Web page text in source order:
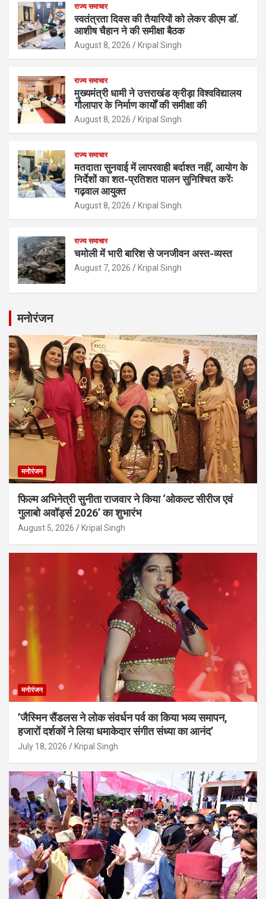
राज्य समाचार
स्वतंत्रता दिवस की तैयारियों को लेकर डीएम डॉ.
आशीष चैहान ने की समीक्षा बैठक
August 8, 2026 Kripal Singh
राज्य समाचार
मुख्यमंत्री धामी ने उत्तराखंड क्रीड़ा विश्वविद्यालय
गौलापार के निर्माण कार्यों की समीक्षा की
August 8, 2026 Kripal Singh
राज्य समाचार
मतदाता सुनवाई में लापरवाही बर्दाश्त नहीं, आयोग के
निर्देशों का शत-प्रतिशत पालन सुनिश्चित करेंः
गढ़वाल आयुक्त
August 8, 2026 Kripal Singh
राज्य समाचार
चमोली में भारी बारिश से जनजीवन अस्त-व्यस्त
August 7, 2026 Kripal Singh
मनोरंजन
मनोरंजन
फिल्म अभिनेत्री सुनीता राजवार ने किया ‘ओकल्ट सीरीज एवं
गुलाबो अवॉर्ड्स 2026’ का शुभारंभ
August 5, 2026 Kripal Singh
मनोरंजन
’जैस्मिन सैंडलस ने लोक संवर्धन पर्व का किया भव्य समापन,
हजारों दर्शकों ने लिया धमाकेदार संगीत संध्या का आनंद’
July 18, 2026 Kripal Singh